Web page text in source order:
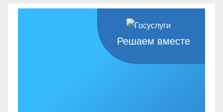
Решаем вместе